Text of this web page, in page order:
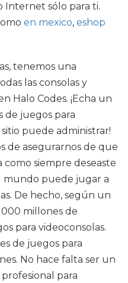
Internet sólo para ti.
en mexico, eshop
tenemos una
las consolas y
Halo Codes. ¡Echa un
de juegos para
puede administrar!
de asegurarnos de que
siempre deseaste
mundo puede jugar a
De hecho, según un
millones de
para videoconsolas.
de juegos para
No hace falta ser un
para